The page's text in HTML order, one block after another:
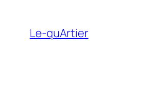
contenu
Le-quArtier